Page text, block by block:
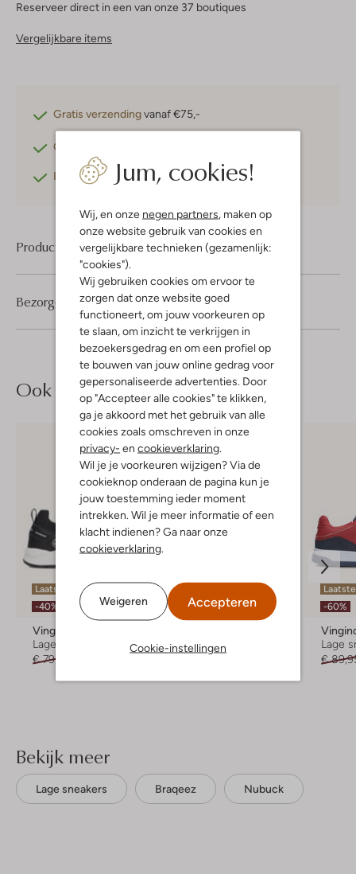
Jum, cookies!
Wij, en onze negen partners , maken op
onze website gebruik van cookies en
vergelijkbare technieken (gezamenlijk:
"cookies").
Wij gebruiken cookies om ervoor te
zorgen dat onze website goed
functioneert, om jouw voorkeuren op
te slaan, om inzicht te verkrijgen in
bezoekersgedrag en om een profiel op
te bouwen van jouw online gedrag voor
gepersonaliseerde advertenties. Door
op "Accepteer alle cookies" te klikken,
ga je akkoord met het gebruik van alle
cookies zoals omschreven in onze
privacy- en cookieverklaring
Wil je je voorkeuren wijzigen? Via de
cookieknop onderaan de pagina kun je
jouw toestemming ieder moment
intrekken. Wil je meer informatie of een
klacht indienen? Ga naar onze
cookieverklaring
Weigeren Accepteren
Cookie-instellingen
Reserveer direct in een van onze 37 boutiques
Vergelijkbare items
Gratis verzendingvanaf €75,-
Gratis retourneren
Betaal achterafmet Klarna
Product informatie
Bezorgen & retourneren
Ook iets voor jou?
Laatste maten
-40%
Vingino
Lage sneakers
€ 79,95
-60%
Lage sneakers
-60%
Lage
€
Bekijk meer
Lage sneakers Braqeez Nubuck